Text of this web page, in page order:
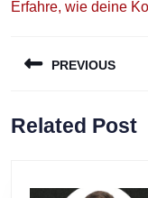
Erfahre, wie deine
PREVIOUS
post:
Related Post